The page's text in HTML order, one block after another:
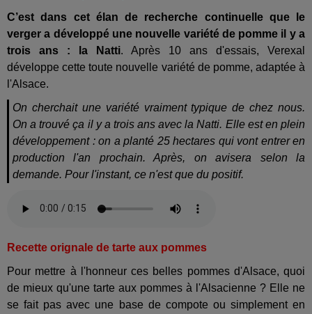
C’est dans cet élan de recherche continuelle que le
verger a développé une nouvelle variété de pomme il y a
trois ans : la Natti. Après 10 ans d'essais, Verexal
développe cette toute nouvelle variété de pomme, adaptée à
l'Alsace.
On cherchait une variété vraiment typique de chez nous.
On a trouvé ça il y a trois ans avec la Natti. Elle est en plein
développement : on a planté 25 hectares qui vont entrer en
production l'an prochain. Après, on avisera selon la
demande. Pour l'instant, ce n'est que du positif.
Recette orignale de tarte aux pommes
Pour mettre à l'honneur ces belles pommes d'Alsace, quoi
de mieux qu'une tarte aux pommes à l'Alsacienne ? Elle ne
se fait pas avec une base de compote ou simplement en